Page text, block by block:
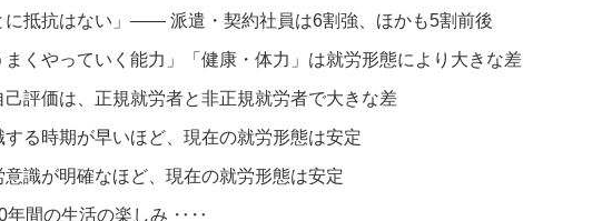
に抵抗はない」―― 派遣・契約社員は6割強、ほかも5割前後
まくやっていく能力」「健康・体力」は就労形態により大きな差
評価は、正規就労者と非正規就労者で大きな差
る時期が早いほど、現在の就労形態は安定
識が明確なほど、現在の就労形態は安定
年間の生活の楽しみ ‥‥